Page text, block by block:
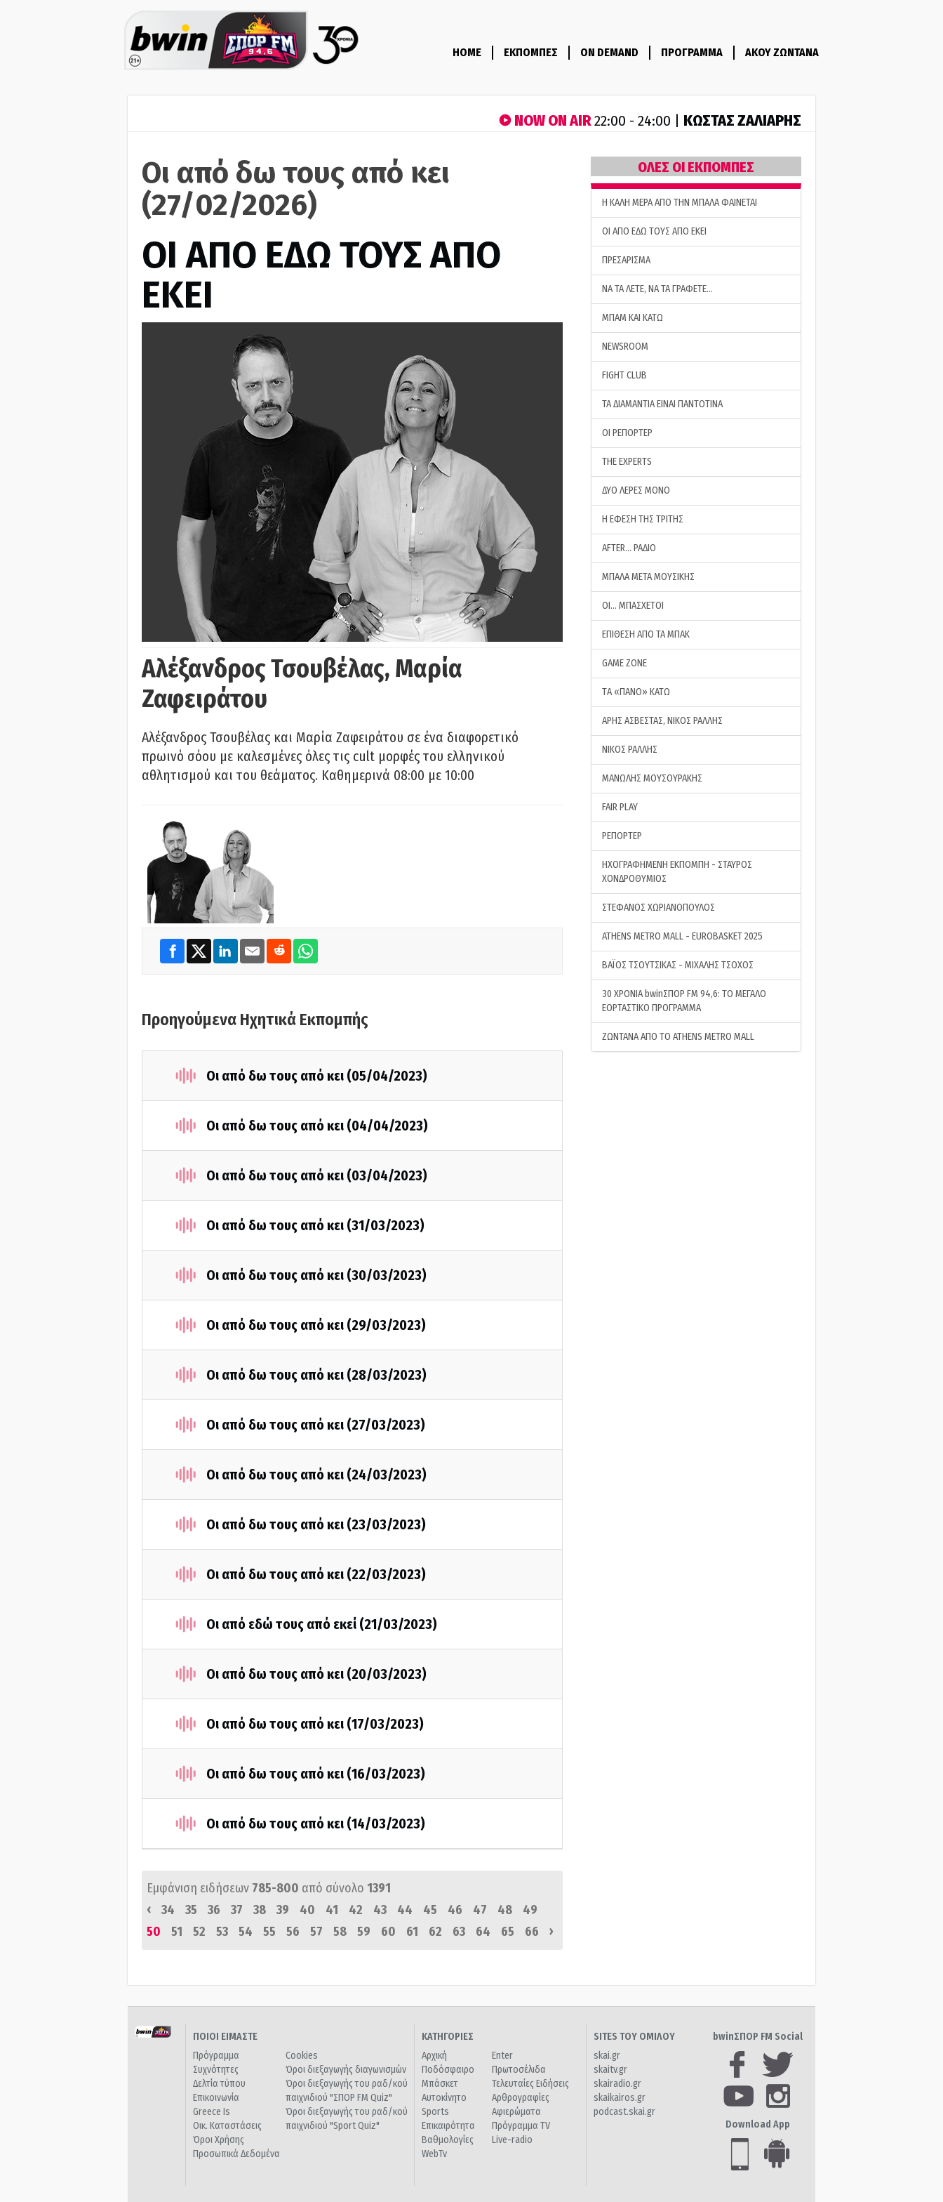
HOME ΕΚΠΟΜΠΕΣ ON DEMAND ΠΡΟΓΡΑΜΜΑ ΑΚΟΥ ΖΩΝΤΑΝΑ
NOW ON AIR22:00 - 24:00 | ΚΩΣΤΑΣ ΖΑΛΙΑΡΗΣ
Οι από δω τους από κει
(27/02/2026)
ΟΙ ΑΠΟ ΕΔΩ ΤΟΥΣ ΑΠΟ
ΕΚΕΙ
Αλέξανδρος Τσουβέλας, Μαρία
Ζαφειράτου
Αλέξανδρος Τσουβέλας και Μαρία Ζαφειράτου σε ένα διαφορετικό
πρωινό σόου με καλεσμένες όλες τις cult μορφές του ελληνικού
αθλητισμού και του θεάματος. Καθημερινά 08:00 με 10:00
Προηγούμενα Ηχητικά Εκπομπής
Οι από δω τους από κει (05/04/2023)
Οι από δω τους από κει (04/04/2023)
Οι από δω τους από κει (03/04/2023)
Οι από δω τους από κει (31/03/2023)
Οι από δω τους από κει (30/03/2023)
Οι από δω τους από κει (29/03/2023)
Οι από δω τους από κει (28/03/2023)
Οι από δω τους από κει (27/03/2023)
Οι από δω τους από κει (24/03/2023)
Οι από δω τους από κει (23/03/2023)
Οι από δω τους από κει (22/03/2023)
Οι από εδώ τους από εκεί (21/03/2023)
Οι από δω τους από κει (20/03/2023)
Οι από δω τους από κει (17/03/2023)
Οι από δω τους από κει (16/03/2023)
Οι από δω τους από κει (14/03/2023)
Εμφάνιση ειδήσεων 785-800 από σύνολο 1391
‹
34 35 36 37 38 39 40 41 42 43 44 45 46 47 48
49
50
51 52 53 54 55 56 57 58 59 60 61 62 63 64 65 66 ›
ΟΛΕΣ ΟΙ ΕΚΠΟΜΠΕΣ
H ΚΑΛΗ ΜΕΡΑ ΑΠΟ ΤΗΝ ΜΠΑΛΑ ΦΑΙΝΕΤΑΙ
ΟΙ ΑΠΟ ΕΔΩ ΤΟΥΣ ΑΠΟ ΕΚΕΙ
ΠΡΕΣΑΡΙΣΜΑ
ΝΑ ΤΑ ΛΕΤΕ, ΝΑ ΤΑ ΓΡΑΦΕΤΕ…
ΜΠΑΜ ΚΑΙ ΚΑΤΩ
NEWSROOM
FIGHT CLUB
ΤΑ ΔΙΑΜΑΝΤΙΑ ΕΙΝΑΙ ΠΑΝΤΟΤΙΝΑ
ΟΙ ΡΕΠΟΡΤΕΡ
THE EXPERTS
ΔΥΟ ΛΕΡΕΣ ΜΟΝΟ
Η ΕΦΕΣΗ ΤΗΣ ΤΡΙΤΗΣ
AFTER… ΡΑΔΙΟ
ΜΠΑΛΑ ΜΕΤΑ ΜΟΥΣΙΚΗΣ
ΟΙ… ΜΠΑΣΧΕΤΟΙ
ΕΠΙΘΕΣΗ ΑΠΟ ΤΑ ΜΠΑΚ
GAME ZONE
ΤA «ΠΑΝΟ» ΚΑΤΩ
ΑΡΗΣ ΑΣΒΕΣΤΑΣ, ΝΙΚΟΣ ΡΑΛΛΗΣ
ΝΙΚΟΣ ΡΑΛΛΗΣ
ΜΑΝΩΛΗΣ ΜΟΥΣΟΥΡΑΚΗΣ
FAIR PLAY
ΡΕΠΟΡΤΕΡ
ΗΧΟΓΡΑΦΗΜΕΝΗ ΕΚΠΟΜΠΗ - ΣΤΑΥΡΟΣ
ΧΟΝΔΡΟΘΥΜΙΟΣ
ΣΤΕΦΑΝΟΣ ΧΩΡΙΑΝΟΠΟΥΛΟΣ
ATHENS METRO MALL - EUROBASKET 2025
ΒΑΪΟΣ ΤΣΟΥΤΣΙΚΑΣ - ΜΙΧΑΛΗΣ ΤΣΟΧΟΣ
30 ΧΡΟΝΙΑ bwinΣΠΟΡ FM 94,6: ΤΟ ΜΕΓΑΛΟ
ΕΟΡΤΑΣΤΙΚΟ ΠΡΟΓΡΑΜΜΑ
ΖΩΝΤΑΝΑ ΑΠΟ ΤΟ ATHENS METRO MALL
ΠΟΙΟΙ ΕΙΜΑΣΤΕ
Πρόγραμμα
Συχνότητες
Δελτία τύπου
Επικοινωνία
Greece Is
Οικ. Καταστάσεις
Όροι Χρήσης
Προσωπικά Δεδομένα
Cookies
Όροι διεξαγωγής διαγωνισμών
Όροι διεξαγωγής του ραδ/κού
παιχνιδιού "ΣΠΟΡ FM Quiz"
Όροι διεξαγωγής του ραδ/κού
παιχνιδιού "Sport Quiz"
ΚΑΤΗΓΟΡΙΕΣ
Αρχική
Ποδόσφαιρο
Μπάσκετ
Αυτοκίνητο
Sports
Επικαιρότητα
Βαθμολογίες
WebTv
Enter
Πρωτοσέλιδα
Τελευταίες Ειδήσεις
Αρθρογραφίες
Αφιερώματα
Πρόγραμμα TV
Live-radio
SITES ΤΟΥ ΟΜΙΛΟΥ
skai.gr
skaitv.gr
skairadio.gr
skaikairos.gr
podcast.skai.gr
bwinΣΠΟΡ FM Social
Download App